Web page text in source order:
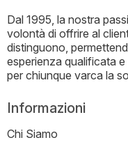
Dal 1995, la nostra
volontà di offrire al
distinguono,
esperienza qualificata
per chiunque varca la
Informazioni
Chi Siamo